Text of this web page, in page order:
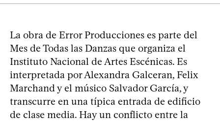
La obra de Error Producciones es parte del
Mes de Todas las Danzas que organiza el
Instituto Nacional de Artes Escénicas. Es
interpretada por Alexandra Galceran, Felix
Marchand y el músico Salvador García, y
transcurre en una típica entrada de edificio
de clase media. Hay un conflicto entre la